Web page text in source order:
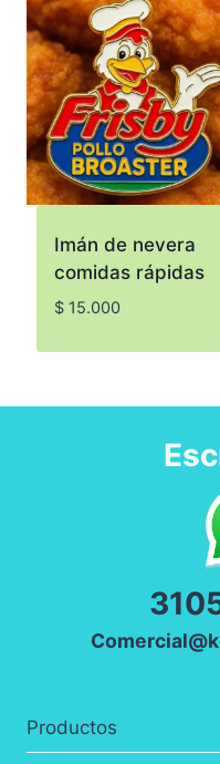
Imán de nevera
comidas rápidas
$15.000
3
Productos